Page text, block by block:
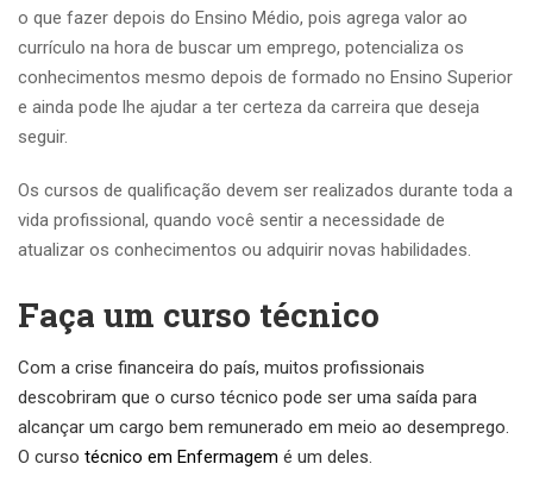
o que fazer depois do Ensino Médio, pois agrega valor ao
currículo na hora de buscar um emprego, potencializa os
conhecimentos mesmo depois de formado no Ensino Superior
e ainda pode lhe ajudar a ter certeza da carreira que deseja
seguir.
Os cursos de qualificação devem ser realizados durante toda a
vida profissional, quando você sentir a necessidade de
atualizar os conhecimentos ou adquirir novas habilidades.
Faça um curso técnico
Com a crise financeira do país, muitos profissionais
descobriram que o curso técnico pode ser uma saída para
alcançar um cargo bem remunerado em meio ao desemprego.
O curso técnico em Enfermagem é um deles.